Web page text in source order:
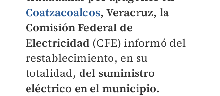
Coatzacoalcos, Veracruz, la
Comisión Federal de
Electricidad (CFE) informó del
restablecimiento, en su
totalidad, del suministro
eléctrico en el municipio.